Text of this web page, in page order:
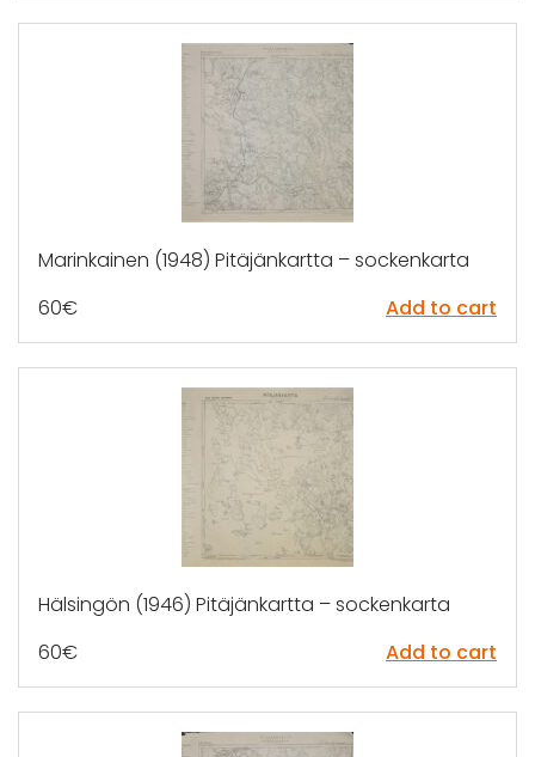
Marinkainen (1948) Pitäjänkartta – sockenkarta
60€ Add to cart
Hälsingön (1946) Pitäjänkartta – sockenkarta
60€ Add to cart